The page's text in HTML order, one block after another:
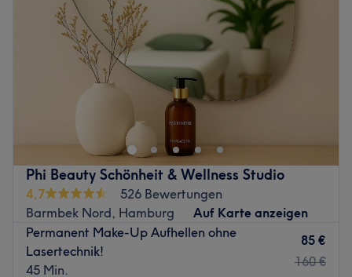
Phi Beauty Schönheit & Wellness Studio
4,7
526 Bewertungen
Barmbek Nord, Hamburg
Auf Karte anzeigen
Permanent Make-Up Aufhellen ohne
Lasertechnik!
45 Min.
85 €
160 €